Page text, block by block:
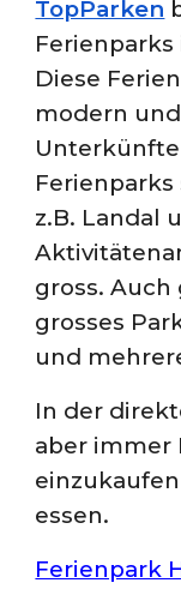
TopParken
Diese
modern
z.B. Landal
gross.
grosses
und
In der
aber immer
essen.
Ferienpark